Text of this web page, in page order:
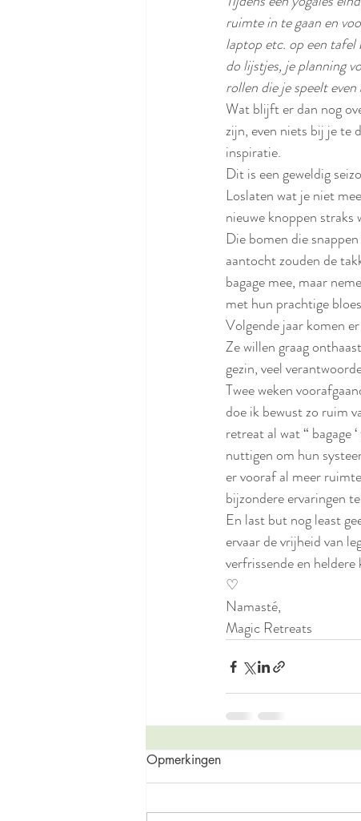
ruimte in te gaan en
laptop etc. op een
do lijstjes, je planning
rollen die je speelt
Wat blijft er dan nog
zijn, even niets bij je te
inspiratie.
Dit is een geweldig
Loslaten wat je niet
nieuwe knoppen straks
Die bomen die
aantocht zouden de
bagage mee, maar
met hun prachtige
Volgende jaar komen
Ze willen graag
gezin, veel
Twee weken
doe ik bewust zo ruim
retreat al wat “ bagage
nuttigen om hun
er vooraf al meer
bijzondere ervaringen
En last but nog least
ervaar de vrijheid van
verfrissende en heldere
♡
Namasté,
Magic Retreats
Opmerkingen